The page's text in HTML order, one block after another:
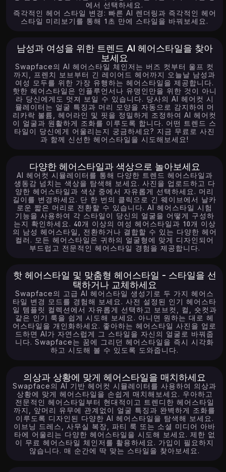
에서 선택하세요.
즉각적인 헤어 스타일 변경: 빠른 AI 렌더링과 즉각적인 헤어
스타일 미리보기를 통해 1초 만에 스타일을 바꿔보세요.
남성과 여성을 위한 트렌드 AI 헤어스타일을 찾아
보세요
Swapface의 AI 헤어스타일 체인저는 버즈 컷부터 울프 컷
까지, 프렌치 보브부터 긴 레이어드 헤어까지 오늘날 남성과
여성 모두를 위한 가장 유행하는 헤어스타일을 제공합니다.
핫한 헤어스타일은 인플루언서나 유명인만을 위한 것이 아니
라 당신에게도 멋져 보일 수 있습니다. 당사의 AI 헤어컷 시
뮬레이터는 얼굴 특징과 머리 모양을 자동으로 감지하여 머
리카락 볼륨, 헤어라인 및 핏을 정밀하게 조정하여 AI 헤어컷
이 얼굴과 원활하게 조화를 이루도록 합니다. 어떤 트렌드 스
타일이 당신에게 어울리는지 궁금하세요? 지금 무료로 사진
과 함께 신선한 헤어스타일을 시도해보세요!
다양한 헤어스타일과 색상으로 놀아보세요
AI 헤어컷 시뮬레이터를 통해 다양한 트렌드 헤어스타일과
생동감 넘치는 색상을 탐색해 보세요. 사진을 업로드하고 다
양한 헤어스타일과 색상 중에서 자유롭게 선택하세요. 머리
길이를 변경하세요. 단 한 번의 클릭으로 긴 웨이브에서 날카
로운 짧은 머리로 전환할 수 있습니다. AI 헤어스타일 시험
기능을 사용하여 각 스타일이 당신의 얼굴을 어떻게 구성하
는지 확인하세요. 40개 이상의 여성 헤어스타일과 10개 이상
의 남성 헤어스타일, 전환하거나 결합할 수 있는 다양한 헤어
컬러. 모든 헤어스타일은 귀하의 얼굴형에 맞게 디자인되어
부드럽고 전문적인 헤어스타일 경험을 제공합니다.
핫 헤어스타일 및 맞춤형 헤어스타일 - 스타일을 선
택하거나 교체하세요
Swapface의 고급 AI 헤어스타일 생성기로 두 가지 헤어스
타일 변경 모드를 경험해 보세요. 사전 설정된 인기 헤어스타
일 템플릿 컬렉션에서 자유롭게 선택하고 보브컷, 컬, 숏컷과
같은 인기 룩을 쉽게 시도해 보세요. 아니면 원하는 대로 헤
어스타일을 개인화하세요. 좋아하는 헤어스타일 사진을 업로
드하면 AI가 자연스럽게 그 스타일을 자신의 얼굴로 바꿔줍
니다. Swapface는 꿈에 그리던 헤어스타일을 즉시 시각화
하고 시도해 볼 수 있도록 도와줍니다.
의상과 상황에 맞게 헤어스타일을 매치하세요
Swapface의 AI 기반 헤어컷 시뮬레이터를 사용하여 의상과
상황에 맞게 헤어스타일을 손쉽게 매치해보세요. 우아하고
전문적인 헤어스타일부터 현대적이고 트렌디한 헤어스타일
까지, 앞머리 유무에 관계없이 얼굴 특징과 완벽하게 조화를
이루도록 디자인된 다양한 AI 헤어스타일을 탐색해 보세요.
이브닝 드레스, 사무실 복장, 파티 룩 또는 소셜 미디어 아바
타에 어울리는 다양한 헤어스타일을 시도해 보세요. 제한 없
이 무료 헤어스타일 체인저를 활용하세요. 가입이 필요하지
않습니다. 매 순간에 딱 맞는 스타일을 찾아보세요.